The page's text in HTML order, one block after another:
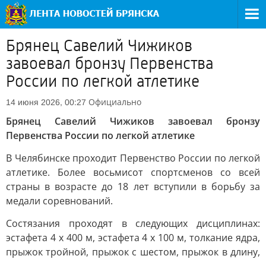
Брянец Савелий Чижиков
завоевал бронзу Первенства
России по легкой атлетике
14 июня 2026, 00:27 Официально
Брянец Савелий Чижиков завоевал бронзу
Первенства России по легкой атлетике
В Челябинске проходит Первенство России по легкой
атлетике. Более восьмисот спортсменов со всей
страны в возрасте до 18 лет вступили в борьбу за
медали соревнований.
Состязания проходят в следующих дисциплинах:
эстафета 4 х 400 м, эстафета 4 х 100 м, толкание ядра,
прыжок тройной, прыжок с шестом, прыжок в длину,